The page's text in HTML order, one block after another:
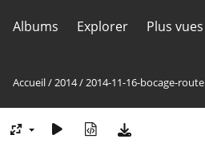
Albums Explorer Plus vues
Accueil/2014/2014-11-16-bocage-route